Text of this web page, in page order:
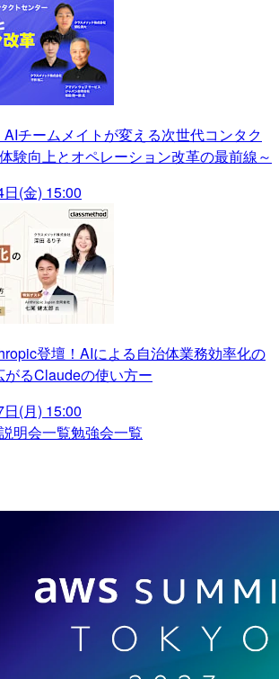
AIチームメイトが変える次世代コンタク
験向上とオペレーション改革の最前線～
(金) 15:00
登壇！AIによる自治体業務効率化の
るClaudeの使い方ー
(月) 15:00
明会一覧勉強会一覧